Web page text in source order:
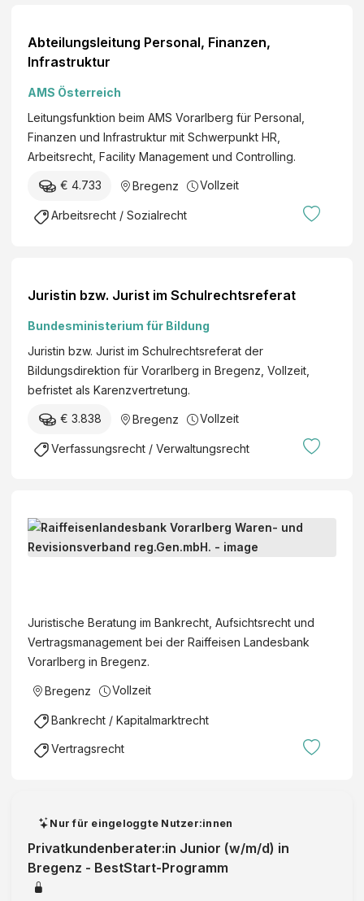
nte
n
Abteilungsleitung Personal, Finanzen,
Infrastruktur
AMS Österreich
Leitungsfunktion beim AMS Vorarlberg für Personal,
Finanzen und Infrastruktur mit Schwerpunkt HR,
Arbeitsrecht, Facility Management und Controlling.
€ 4.733 Bregenz Vollzeit
Arbeitsrecht / Sozialrecht
Juristin bzw. Jurist im Schulrechtsreferat
Bundesministerium für Bildung
Juristin bzw. Jurist im Schulrechtsreferat der
Bildungsdirektion für Vorarlberg in Bregenz, Vollzeit,
befristet als Karenzvertretung.
€ 3.838 Bregenz Vollzeit
Verfassungsrecht / Verwaltungsrecht
J
u
t
:
i
n
a
h
t
f
f
n
e
s
Juristische Beratung im Bankrecht, Aufsichtsrecht und
Vertragsmanagement bei der Raiffeisen Landesbank
Vorarlberg in Bregenz.
Bregenz Vollzeit
Bankrecht / Kapitalmarktrecht
Vertragsrecht
Nur für eingeloggte Nutzer:innen
Privatkundenberater:in Junior (w/m/d) in
Bregenz - BestStart-Programm